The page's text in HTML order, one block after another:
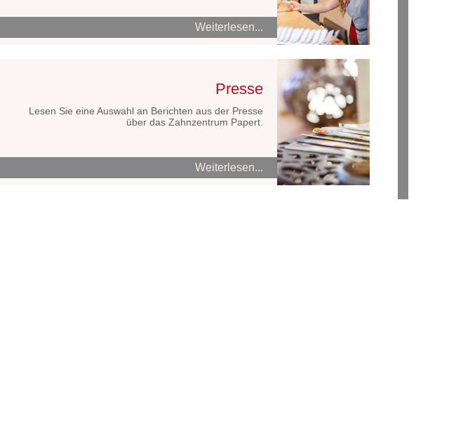
Weiterlesen...
Presse
Lesen Sie eine Auswahl an Berichten aus der Presse
über das Zahnzentrum Papert.
Weiterlesen...